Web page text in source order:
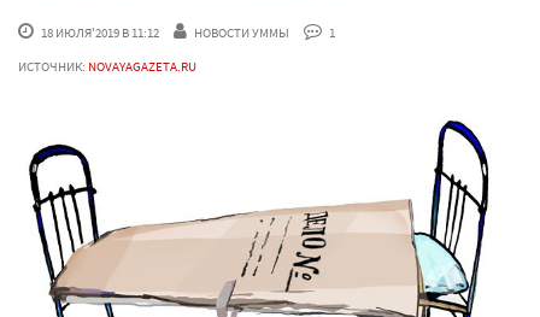
18 ИЮЛЯ'2019 В 11:12 НОВОСТИ УММЫ
1
ИСТОЧНИК: NOVAYAGAZETA.RU